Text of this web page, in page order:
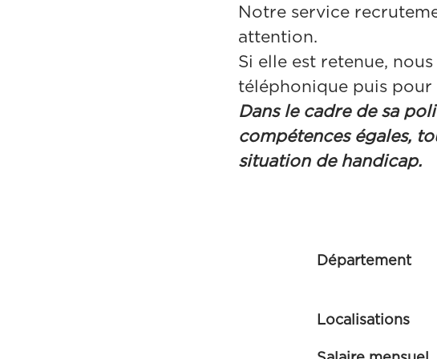
Notre service
attention.
Si elle est retenue,
téléphonique puis pour
Dans le cadre de sa
compétences égales,
situation de handicap.
Département
Localisations